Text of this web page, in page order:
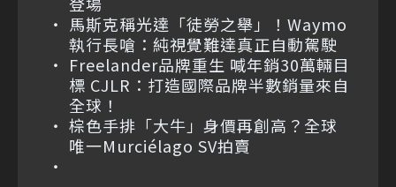
馬斯克稱光達「徒勞之舉」！Waymo
執行長嗆：純視覺難達真正自動駕駛
Freelander品牌重生 喊年銷30萬輛目
標 CJLR：打造國際品牌半數銷量來自
全球！
棕色手排「大牛」身價再創高？全球
唯一Murciélago SV拍賣